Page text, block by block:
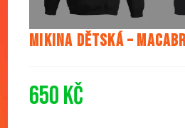
Mikina dětská –
650Kč